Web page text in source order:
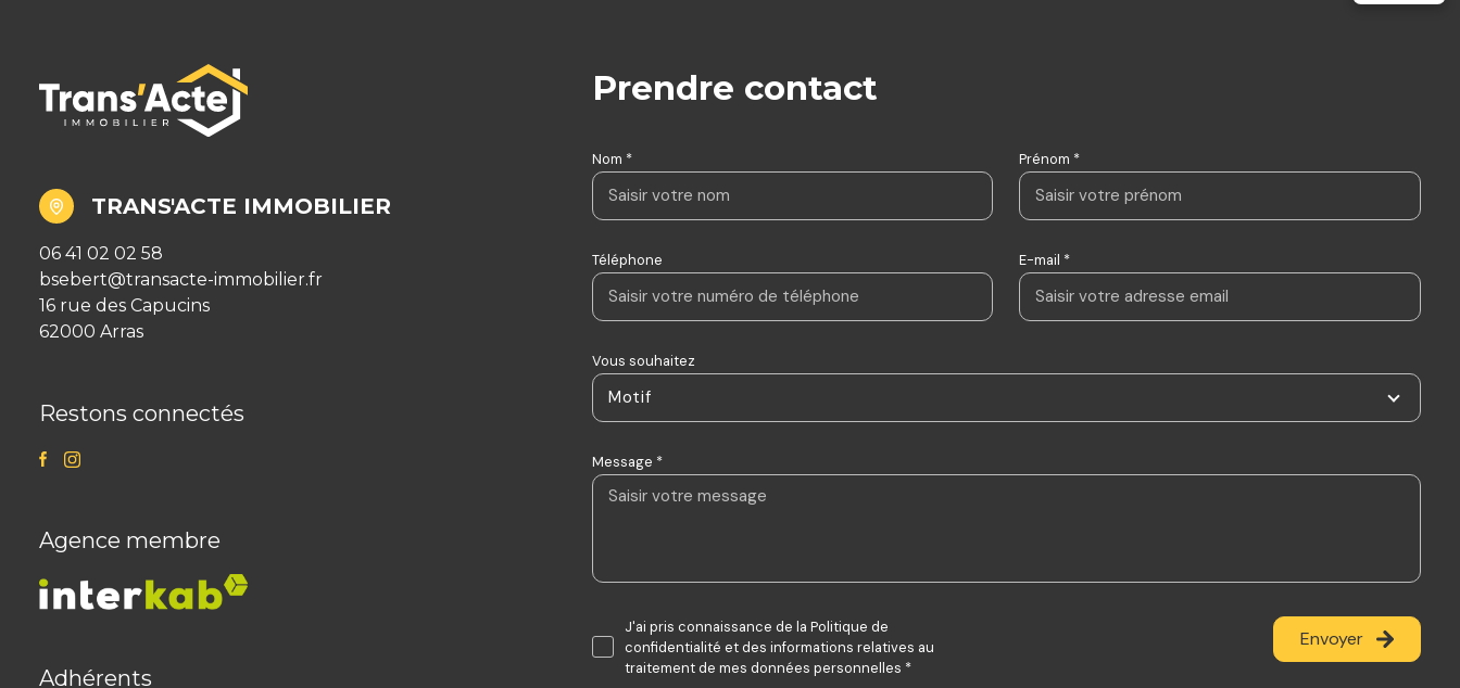
prendre contact
Nom * Prénom *
Téléphone E-mail *
Vous souhaitez
Motif
Message *
J'ai pris connaissance de la Politique de
confidentialité et des informations relatives au
traitement de mes données personnelles *
Envoyer
TRANS'ACTE IMMOBILIER
06 41 02 02 58
bsebert@transacte-immobilier.fr
16 rue des Capucins
62000 Arras
Restons connectés
Agence membre
Adhérents